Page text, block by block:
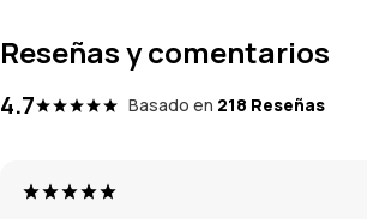
Reseñas y comentarios
4.7 Basado en 218 Reseñas